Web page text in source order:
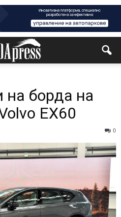
борда на
EX60
0